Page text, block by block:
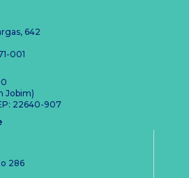
642
001
Jobim)
22640-907
286